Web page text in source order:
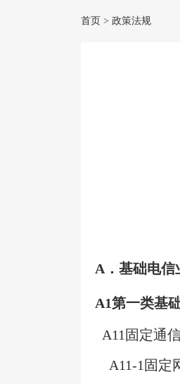
首页 > 政策法规
A ．基础电信
A1第一类基
A11 固定通
A11-1 固定